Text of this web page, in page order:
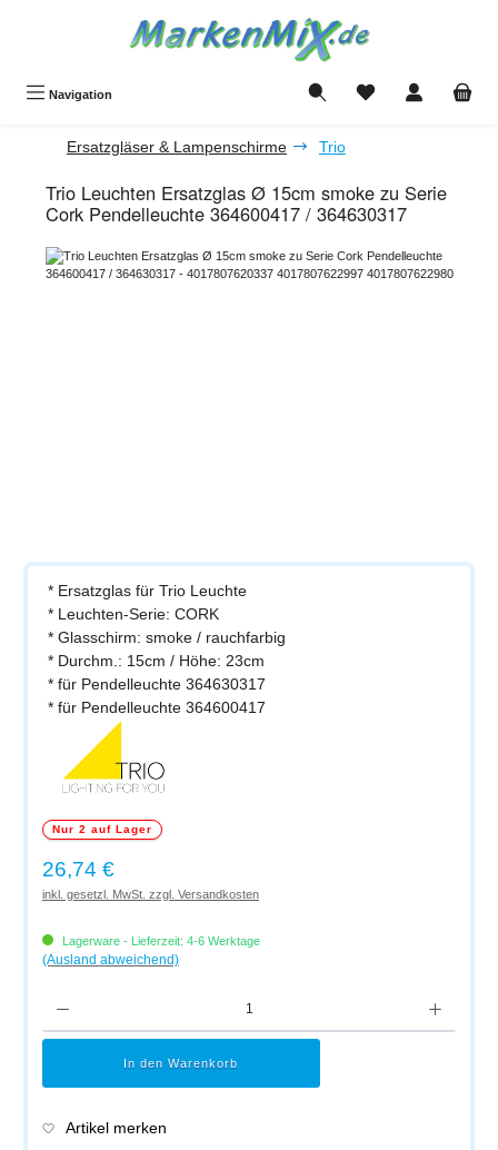
Navigation Du hast 0 Produkte
Ersatzgläser & Lampenschirme Trio
Trio Leuchten Ersatzglas Ø 15cm smoke zu Serie
Cork Pendelleuchte 364600417 / 364630317
Bildergalerie überspringen
* Ersatzglas für Trio Leuchte
* Leuchten-Serie: CORK
* Glasschirm: smoke / rauchfarbig
* Durchm.: 15cm / Höhe: 23cm
* für Pendelleuchte 364630317
* für Pendelleuchte 364600417
Nur 2 auf Lager
Regulärer Preis:
26,74 €
inkl. gesetzl. MwSt. zzgl. Versandkosten
Lagerware - Lieferzeit: 4-6 Werktage
(Ausland abweichend)
In den Warenkorb
Artikel merken